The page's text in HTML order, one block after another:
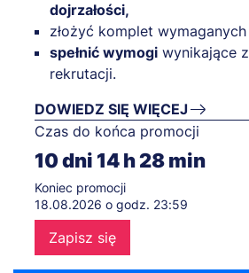
dojrzałości,
złożyć komplet wymaganych
spełnić wymogi wynikające
rekrutacji.
DOWIEDZ SIĘ WIĘCEJ
Czas do końca promocji
10dni 14h28min
Koniec promocji
18.08.2026 o godz. 23:59
Zapisz się